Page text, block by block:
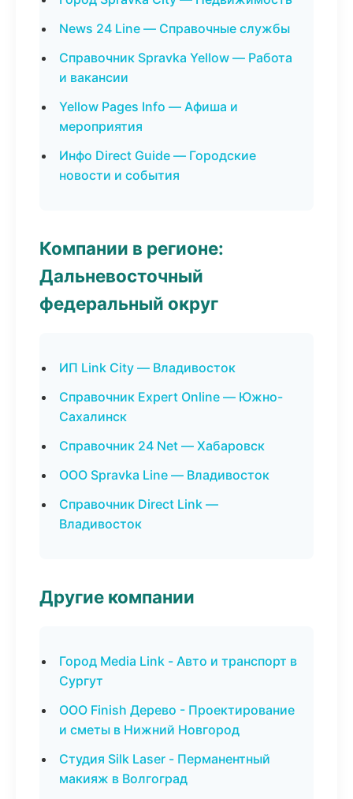
News 24 Line — Справочные службы
Справочник Spravka Yellow — Работа
и вакансии
Yellow Pages Info — Афиша и
мероприятия
Инфо Direct Guide — Городские
новости и события
Компании в регионе:
Дальневосточный
федеральный округ
ИП Link City — Владивосток
Справочник Expert Online — Южно-
Сахалинск
Справочник 24 Net — Хабаровск
ООО Spravka Line — Владивосток
Справочник Direct Link —
Владивосток
Другие компании
Город Media Link - Авто и транспорт в
Сургут
ООО Finish Дерево - Проектирование
и сметы в Нижний Новгород
Студия Silk Laser - Перманентный
макияж в Волгоград